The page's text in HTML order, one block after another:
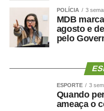
Os 34º Jogos Olímpicos
Paralímpicos de Sinop
Festeja Sinop 2026.
o Festeja Sinop 2026
município. O calendário
POLÍCIA 3
MDB
agosto e
pelo
ESPORTE 3
Quando
ameaça o